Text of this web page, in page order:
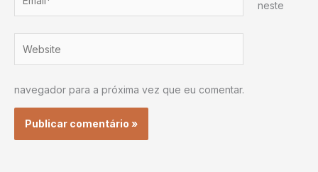
neste
navegador para a próxima vez que eu comentar.